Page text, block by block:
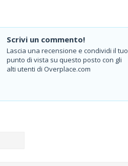
Scrivi un commento!
Lascia una recensione e condividi il tuo
punto di vista su questo posto con gli
alti utenti di Overplace.com